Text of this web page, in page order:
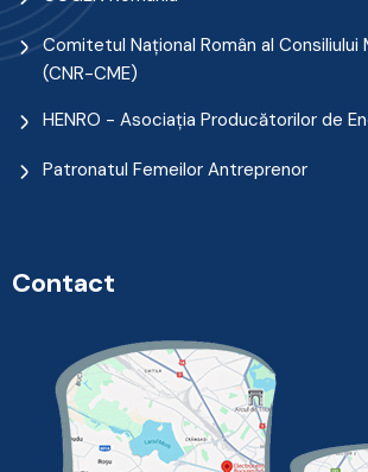
Comitetul Naţional Român al Consiliului
(CNR-CME)
HENRO - Asociația Producătorilor de
Patronatul Femeilor Antreprenor
Contact